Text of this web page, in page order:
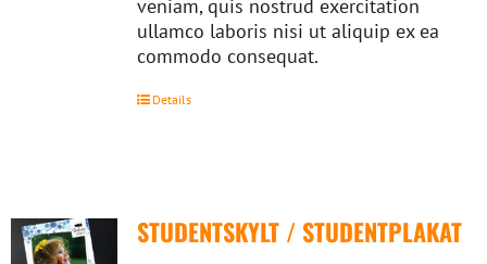
veniam, quis nostrud exercitation
ullamco laboris nisi ut aliquip ex ea
commodo consequat.
Details
STUDENTSKYLT / STUDENTPLAKAT